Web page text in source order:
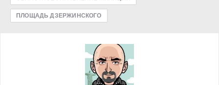
ПЛОЩАДЬ ДЗЕРЖИНСКОГО